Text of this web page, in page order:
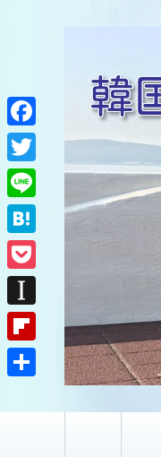
F
a
c
e
b
o
o
k
T
w
i
e
r
L
i
n
H
a
t
e
n
P
o
c
k
I
n
s
F
i